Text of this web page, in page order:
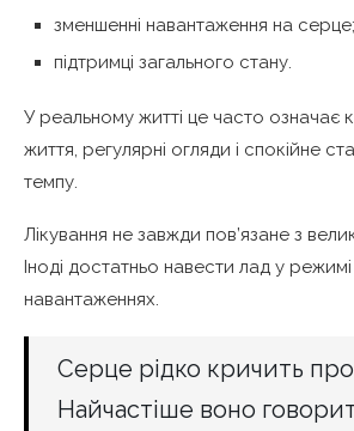
зменшенні навантаження на серце;
підтримці загального стану.
У реальному житті це часто означає
життя, регулярні огляди і спокійне
темпу.
Лікування не завжди пов’язане з
Іноді достатньо навести лад у режимі
навантаженнях.
Серце рідко кричить
Найчастіше воно